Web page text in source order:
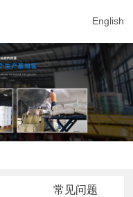
English
常见问题